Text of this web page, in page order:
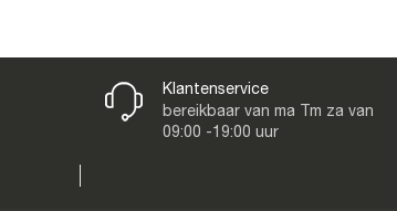
Klantenservice
bereikbaar van ma Tm za van
09:00 -19:00 uur